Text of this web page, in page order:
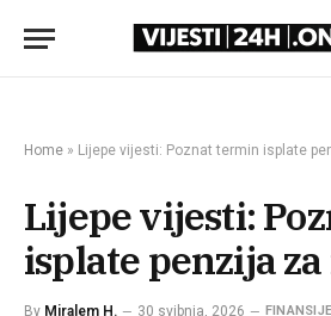
Home » Lijepe vijesti: Poznat termin isplate
Lijepe vijesti:
isplate penzija
By Miralem H. 30 svibnja, 2026 FINANSIJE